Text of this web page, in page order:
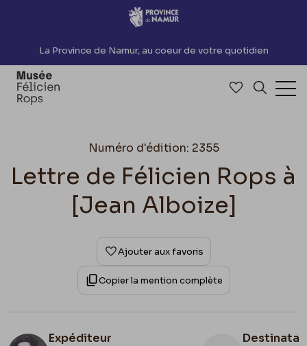
Accèder directement au contenu
La Province de Namur, au coeur de votre quotidien
Accéder à
Numéro d'édition: 2355
Lettre de Félicien Rops à
[Jean Alboize]
Ajouter aux favoris
Copier la mention complète
Expéditeur